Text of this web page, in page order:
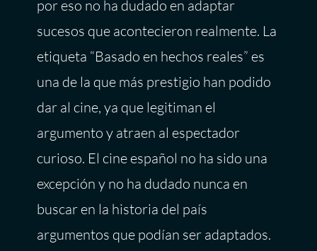
por eso no ha dudado en adaptar
sucesos que acontecieron realmente. La
etiqueta “Basado en hechos reales” es
una de la que más prestigio han podido
dar al cine, ya que legitiman el
argumento y atraen al espectador
curioso. El cine español no ha sido una
excepción y no ha dudado nunca en
buscar en la historia del país
argumentos que podían ser adaptados.